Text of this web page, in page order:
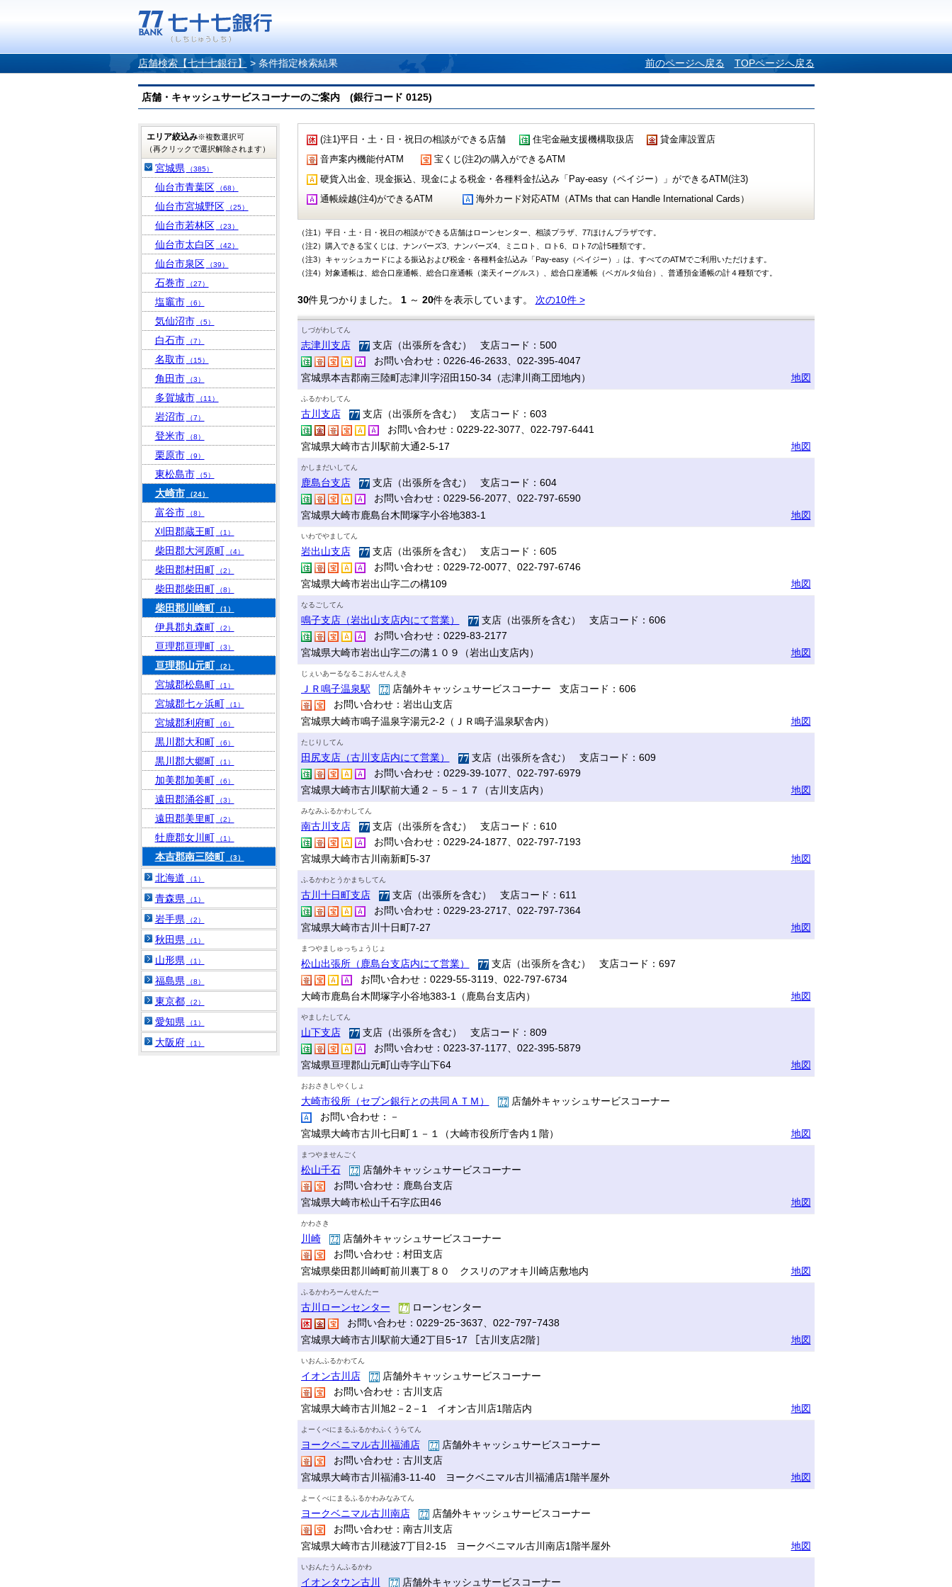
店舗検索【七十七銀行】 > 条件指定検索結果 前のページへ戻る TOPページへ戻る
店舗・キャッシュサービスコーナーのご案内 (銀行コード 0125)
(注1)平日・土・日・祝日の相談ができる店舗 住宅金融支援機構取扱店
貸金庫設置店
音声案内機能付ATM
宝くじ(注2)の購入ができるATM
硬貨入出金、現金振込、現金による税金・各種料金払込み「Pay-easy（ペイジー）」ができるATM(注3)
通帳繰越(注4)ができるATM
海外カード対応ATM（ATMs that can Handle International Cards）
（注1）平日・土・日・祝日の相談ができる店舗はローンセンター、相談プラザ、77ほけんプラザです。
（注2）購入できる宝くじは、ナンバーズ3、ナンバーズ4、ミニロト、ロト6、ロト7の計5種類です。
（注3）キャッシュカードによる振込および税金・各種料金払込み「Pay-easy（ペイジー）」は、すべてのATMでご利用いただけます。
（注4）対象通帳は、総合口座通帳、総合口座通帳（楽天イーグルス）、総合口座通帳（ベガルタ仙台）、普通預金通帳の計４種類です。
30件見つかりました。 1～ 20件を表示しています。 次の10件 >
しづがわしてん
志津川支店
支店（出張所を含む） 支店コード：500
お問い合わせ：0226-46-2633、022-395-4047
宮城県本吉郡南三陸町志津川字沼田150-34（志津川商工団地内）
地図
ふるかわしてん
古川支店
支店（出張所を含む） 支店コード：603
お問い合わせ：0229-22-3077、022-797-6441
宮城県大崎市古川駅前大通2-5-17
地図
かしまだいしてん
鹿島台支店
支店（出張所を含む） 支店コード：604
お問い合わせ：0229-56-2077、022-797-6590
宮城県大崎市鹿島台木間塚字小谷地383-1
地図
いわでやましてん
岩出山支店
支店（出張所を含む） 支店コード：605
お問い合わせ：0229-72-0077、022-797-6746
宮城県大崎市岩出山字二の構109
地図
なるごしてん
鳴子支店（岩出山支店内にて営業）
支店（出張所を含む） 支店コード：606
お問い合わせ：0229-83-2177
宮城県大崎市岩出山字二の溝１０９（岩出山支店内）
地図
じぇいあーるなるこおんせんえき
ＪＲ鳴子温泉駅
店舗外キャッシュサービスコーナー 支店コード：606
お問い合わせ：岩出山支店
宮城県大崎市鳴子温泉字湯元2-2（ＪＲ鳴子温泉駅舎内）
地図
たじりしてん
田尻支店（古川支店内にて営業）
支店（出張所を含む） 支店コード：609
お問い合わせ：0229-39-1077、022-797-6979
宮城県大崎市古川駅前大通２－５－１７（古川支店内）
地図
みなみふるかわしてん
南古川支店
支店（出張所を含む） 支店コード：610
お問い合わせ：0229-24-1877、022-797-7193
宮城県大崎市古川南新町5-37
地図
ふるかわとうかまちしてん
古川十日町支店
支店（出張所を含む） 支店コード：611
お問い合わせ：0229-23-2717、022-797-7364
宮城県大崎市古川十日町7-27
地図
まつやましゅっちょうじょ
松山出張所（鹿島台支店内にて営業）
支店（出張所を含む） 支店コード：697
お問い合わせ：0229-55-3119、022-797-6734
大崎市鹿島台木間塚字小谷地383-1（鹿島台支店内）
地図
やましたしてん
山下支店
支店（出張所を含む） 支店コード：809
お問い合わせ：0223-37-1177、022-395-5879
宮城県亘理郡山元町山寺字山下64
地図
おおさきしやくしょ
大崎市役所（セブン銀行との共同ＡＴＭ）
店舗外キャッシュサービスコーナー
お問い合わせ：－
宮城県大崎市古川七日町１－１（大崎市役所庁舎内１階）
地図
まつやませんごく
松山千石
店舗外キャッシュサービスコーナー
お問い合わせ：鹿島台支店
宮城県大崎市松山千石字広田46
地図
かわさき
川崎
店舗外キャッシュサービスコーナー
お問い合わせ：村田支店
宮城県柴田郡川崎町前川裏丁８０ クスリのアオキ川崎店敷地内
地図
ふるかわろーんせんたー
古川ローンセンター
ローンセンター
お問い合わせ：0229ｰ25ｰ3637、022ｰ797ｰ7438
宮城県大崎市古川駅前大通2丁目5ｰ17 ［古川支店2階］
地図
いおんふるかわてん
イオン古川店
店舗外キャッシュサービスコーナー
お問い合わせ：古川支店
宮城県大崎市古川旭2－2－1 イオン古川店1階店内
地図
よーくべにまるふるかわふくうらてん
ヨークベニマル古川福浦店
店舗外キャッシュサービスコーナー
お問い合わせ：古川支店
宮城県大崎市古川福浦3-11-40 ヨークベニマル古川福浦店1階半屋外
地図
よーくべにまるふるかわみなみてん
ヨークベニマル古川南店
店舗外キャッシュサービスコーナー
お問い合わせ：南古川支店
宮城県大崎市古川穂波7丁目2-15 ヨークベニマル古川南店1階半屋外
地図
いおんたうんふるかわ
イオンタウン古川 店舗外キャッシュサービスコーナー
エリア絞込み※複数選択可
（再クリックで選択解除されます）
宮城県 （385）
仙台市青葉区 （68）
仙台市宮城野区 （25）
仙台市若林区 （23）
仙台市太白区 （42）
仙台市泉区 （39）
石巻市 （27）
塩竈市 （6）
気仙沼市 （5）
白石市 （7）
名取市 （15）
角田市 （3）
多賀城市 （11）
岩沼市 （7）
登米市 （8）
栗原市 （9）
東松島市 （5）
大崎市 （24）
富谷市 （8）
刈田郡蔵王町 （1）
柴田郡大河原町 （4）
柴田郡村田町 （2）
柴田郡柴田町 （8）
柴田郡川崎町 （1）
伊具郡丸森町 （2）
亘理郡亘理町 （3）
亘理郡山元町 （2）
宮城郡松島町 （1）
宮城郡七ヶ浜町 （1）
宮城郡利府町 （6）
黒川郡大和町 （6）
黒川郡大郷町 （1）
加美郡加美町 （6）
遠田郡涌谷町 （3）
遠田郡美里町 （2）
牡鹿郡女川町 （1）
本吉郡南三陸町 （3）
北海道 （1）
青森県 （1）
岩手県 （2）
秋田県 （1）
山形県 （1）
福島県 （8）
東京都 （2）
愛知県 （1）
大阪府 （1）